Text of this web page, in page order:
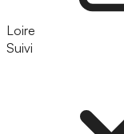
Loire
Suivi